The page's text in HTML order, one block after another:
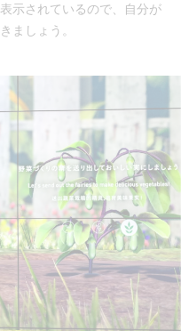
示されているので、自分が
ましょう。